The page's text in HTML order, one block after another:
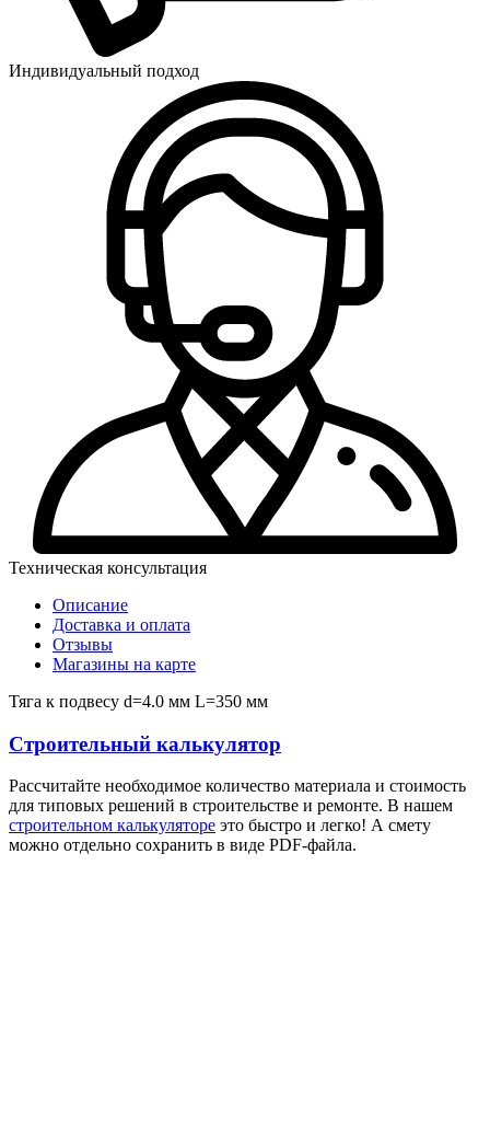
Индивидуальный подход
Техническая консультация
Описание
Доставка и оплата
Отзывы
Магазины на карте
Тяга к подвесу d=4.0 мм L=350 мм
Строительный калькулятор
Рассчитайте необходимое количество материала и стоимость
для типовых решений в строительстве и ремонте. В нашем
строительном калькуляторе это быстро и легко! А смету
можно отдельно сохранить в виде PDF-файла.